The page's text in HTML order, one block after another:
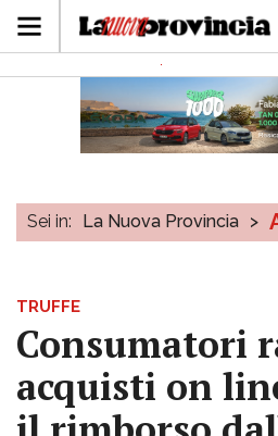
Sei in: La Nuova Provincia >
TRUFFE
Consumatori
acquisti on